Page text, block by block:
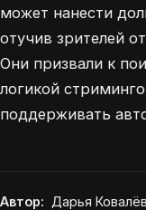
может нанести
отучив зрителей
Они призвали к
логикой
поддерживать
Автор: Дарья